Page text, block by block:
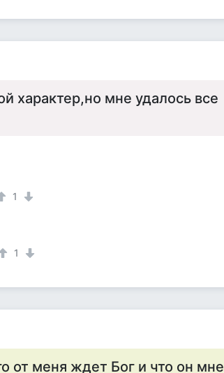
характер,но мне удалось все
1
1
от меня ждет Бог и что он мне